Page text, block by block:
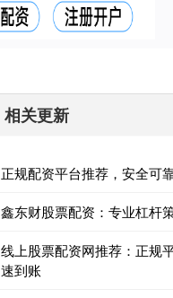
相关更新
正规配资平台推荐，安全可
鑫东财股票配资：专业杠杆
线上股票配资网推荐：正规
速到账